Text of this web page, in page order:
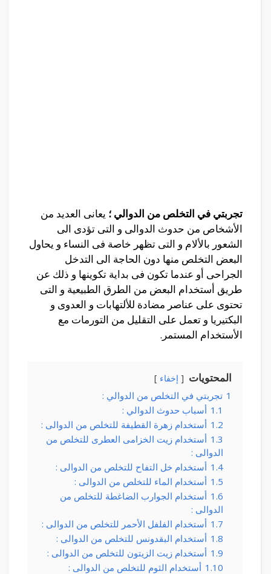
تجربتي في التخلص من الدوالي ؛ يعانى العديد من
الأشخاص من حدوث الدوالى و التى تؤدى الى
الشعور بالألام و التى تظهر خاصة فى النساء و يحاول
البعض التخلص منها دون الحاجة الى التدخل
الجراحى أو عندما تكون فى بداية تكوينها و ذلك عن
طريق أستخدام البعض من الطرق الطبيعية و التى
تحتوى على عناصر مضادة للألتهابات و العدوى و
البكتيريا و تعمل على التقليل من التورمات مع
الأستخدام المستمر.
المحتويات إخفاء
1 تجربتي في التخلص من الدوالي :
1.1 أسباب حدوث الدوالي :
1.2 أستخدام زهرة القطيفة للتخلص من الدوالى :
1.3 أستخدام زيت الخزامى العطرى للتخلص من
الدوالى :
1.4 أستخدام خل التفاح للتخلص من الدوالى :
1.5 أستخدام الماء للتخلص من الدوالى :
1.6 أستخدام الجوارب الضاغطة للتخلص من
الدوالى :
1.7 أستخدام الفلفل الأحمر للتخلص من الدوالى :
1.8 أستخدام البقدونس للتخلص من الدوالى :
1.9 أستخدام زيت الزيتون للتخلص من الدوالى :
1.10 أستخدام الثوم للتخلص من الدوالى :